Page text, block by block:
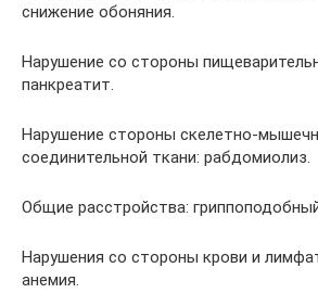
снижение обоняния.
Нарушение со стороны
панкреатит.
Нарушение стороны скелетно-
соединительной ткани: рабдомиолиз.
Общие расстройства:
Нарушения со стороны крови и
анемия.